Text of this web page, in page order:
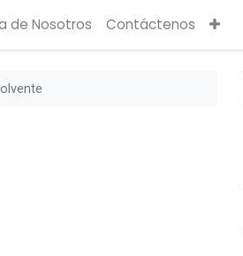
de Nosotros Contáctenos